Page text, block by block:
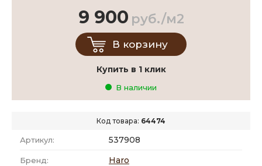
Код товара: 64474
Артикул: 537908
Бренд: Haro
9 900 руб./м2
В корзину
Купить в 1 клик
В наличии